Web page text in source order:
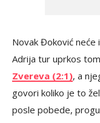
Novak Đoković neće
Adrija tur uprkos
Zvereva (2:1), a
govori koliko je to
posle pobede,